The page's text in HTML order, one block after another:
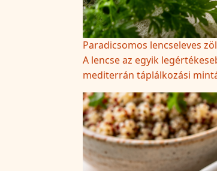
Paradicsomos lencseleves
A lencse az egyik
mediterrán táplálkozási